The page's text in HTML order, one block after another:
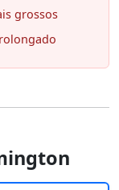
grossos